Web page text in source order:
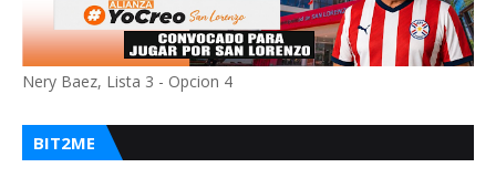
Nery Baez, Lista 3 - Opcion 4
BIT2ME